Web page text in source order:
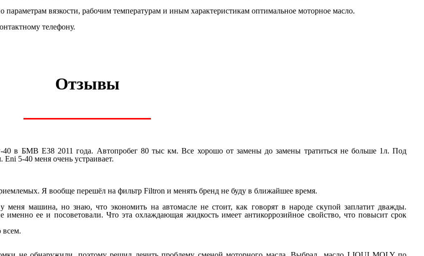
вязкости, рабочим температурам и иным характеристикам оптимальное моторное масло.
телефону.
Отзывы
в БМВ E38 2011 года. Автопробег 80 тыс км. Все хорошо от замены до замены тратиться не больше 1л. Под
5-40 меня очень устраивает.
Я вообще перешёл на фильтр Filtron и менять бренд не буду в ближайшее время.
машина, но знаю, что экономить на автомасле не стоит, как говорят в народе скупой заплатит дважды.
ее и посоветовали. Что эта охлаждающая жидкость имеет антикоррозийное свойство, что повысит срок
всем.